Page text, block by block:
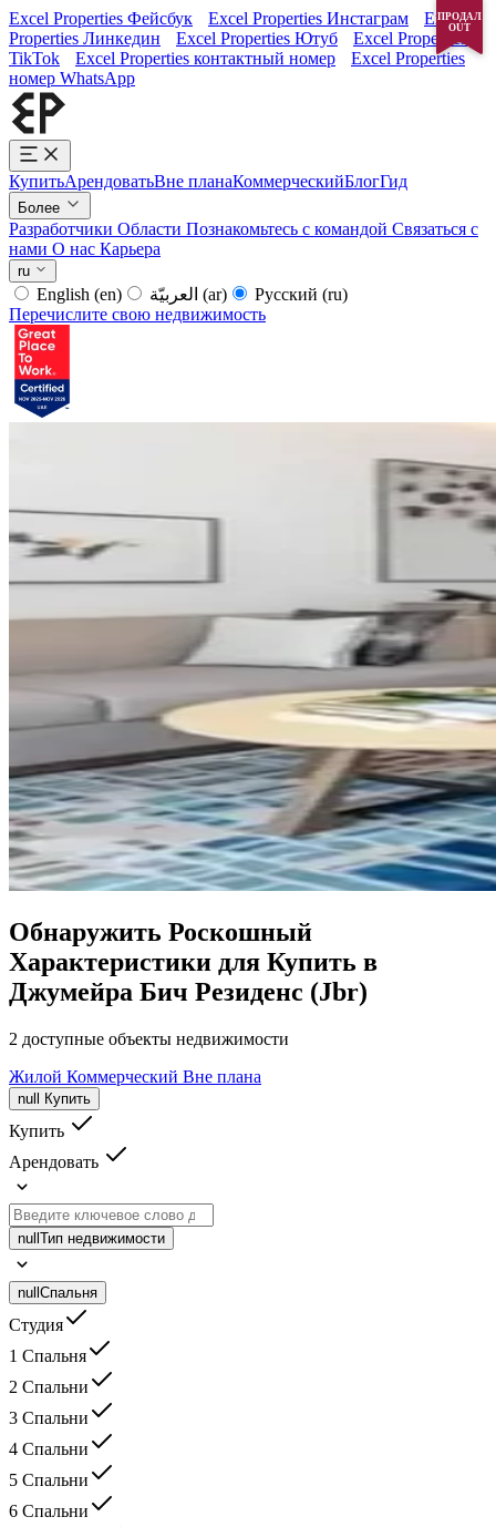
Excel Properties Фейсбук Excel Properties Инстаграм
Excel
Properties Линкедин
Excel Properties Ютуб
Excel Properties
TikTok
Excel Properties контактный номер
Excel Properties
номер WhatsApp
КупитьАрендоватьВне планаКоммерческийБлогГид
Более
Разработчики Области Познакомьтесь с командой Связаться с
нами О нас Карьера
ru
English (en) (ar) Русский (ru)
Перечислите свою недвижимость
Обнаружить Роскошный
Характеристики для Купить в
Джумейра Бич Резиденс (Jbr)
2 доступные объекты недвижимости
Жилой Коммерческий Вне плана
null Купить
Купить
Арендовать
null Тип недвижимости
null Спальня
Студия
1 Спальня
2 Спальни
3 Спальни
4 Спальни
5 Спальни
6 Спальни
ПРОДАЛ
OUT